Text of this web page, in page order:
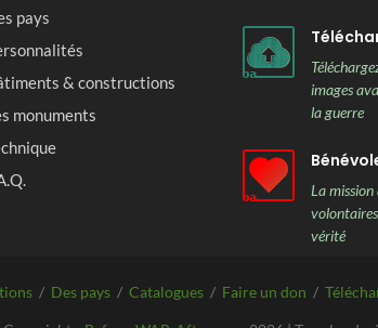
pays
& constructions
monuments
images
la guerre
La mission
vérité
/ Des pays / Catalogues / Faire un don /